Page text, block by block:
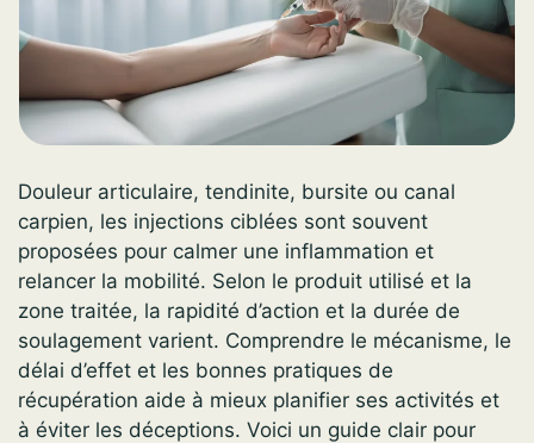
Douleur articulaire, tendinite, bursite ou canal
carpien, les injections ciblées sont souvent
proposées pour calmer une inflammation et
relancer la mobilité. Selon le produit utilisé et la
zone traitée, la rapidité d’action et la durée de
soulagement varient. Comprendre le mécanisme, le
délai d’effet et les bonnes pratiques de
récupération aide à mieux planifier ses activités et
à éviter les déceptions. Voici un guide clair pour